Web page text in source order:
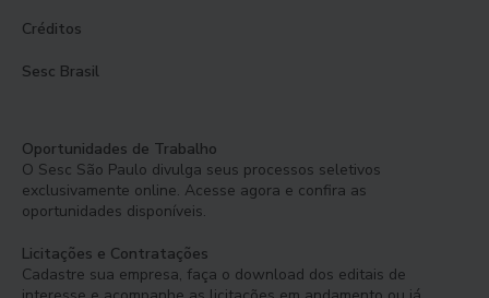
Créditos
Sesc Brasil
Oportunidades de Trabalho
O Sesc São Paulo divulga seus processos seletivos
exclusivamente online. Acesse agora e confira as
oportunidades disponíveis.
Licitações e Contratações
Cadastre sua empresa, faça o download dos editais de